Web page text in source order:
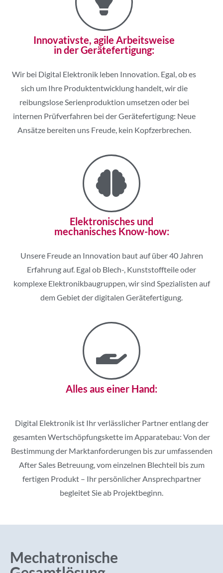
Innovativste, agile Arbeitsweise
in der Gerätefertigung:
Wir bei Digital Elektronik leben Innovation. Egal, ob es
sich um Ihre Produktentwicklung handelt, wir die
reibungslose Serienproduktion umsetzen oder bei
internen Prüfverfahren bei der Gerätefertigung: Neue
Ansätze bereiten uns Freude, kein Kopfzerbrechen.
Elektronisches und
mechanisches Know-how:
Unsere Freude an Innovation baut auf über 40 Jahren
Erfahrung auf. Egal ob Blech-, Kunststoffteile oder
komplexe Elektronikbaugruppen, wir sind Spezialisten auf
dem Gebiet der digitalen Gerätefertigung.
Alles aus einer Hand:
Digital Elektronik ist Ihr verlässlicher Partner entlang der
gesamten Wertschöpfungskette im Apparatebau: Von der
Bestimmung der Marktanforderungen bis zur umfassenden
After Sales Betreuung, vom einzelnen Blechteil bis zum
fertigen Produkt – Ihr persönlicher Ansprechpartner
begleitet Sie ab Projektbeginn.
Mechatronische